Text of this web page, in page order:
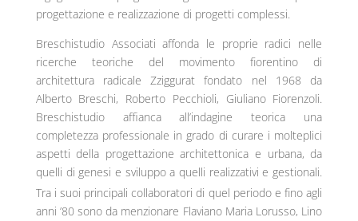
progettazione e realizzazione di progetti complessi.
Breschistudio Associati affonda le proprie radici nelle
ricerche teoriche del movimento fiorentino di
architettura radicale Zziggurat fondato nel 1968 da
Alberto Breschi, Roberto Pecchioli, Giuliano Fiorenzoli.
Breschistudio affianca all’indagine teorica una
completezza professionale in grado di curare i molteplici
aspetti della progettazione architettonica e urbana, da
quelli di genesi e sviluppo a quelli realizzativi e gestionali.
Tra i suoi principali collaboratori di quel periodo e fino agli
anni ’80 sono da menzionare Flaviano Maria Lorusso, Lino